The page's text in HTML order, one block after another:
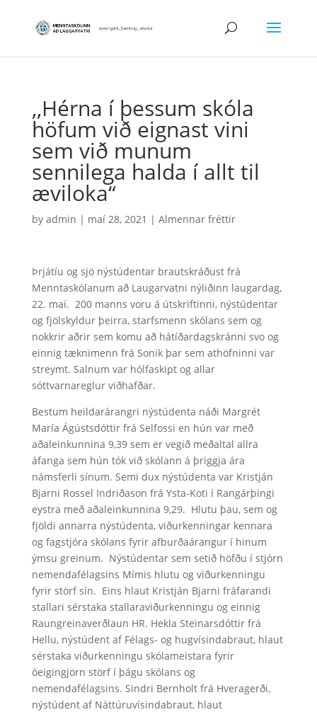
,,Hérna í þessum skóla
höfum við eignast vini
sem við munum
sennilega halda í allt til
æviloka“
by admin | maí 28, 2021 | Almennar fréttir
Þrjátíu og sjö nýstúdentar brautskráðust frá
Menntaskólanum að Laugarvatni nýliðinn laugardag,
22. maí. 200 manns voru á útskriftinni, nýstúdentar
og fjölskyldur þeirra, starfsmenn skólans sem og
nokkrir aðrir sem komu að hátíðardagskránni svo og
einnig tæknimenn frá Sonik þar sem athöfninni var
streymt. Salnum var hólfaskipt og allar
sóttvarnareglur viðhafðar.
Bestum heildarárangri nýstúdenta náði Margrét
María Ágústsdóttir frá Selfossi en hún var með
aðaleinkunnina 9,39 sem er vegið meðaltal allra
áfanga sem hún tók við skólann á þriggja ára
námsferli sínum. Semi dux nýstúdenta var Kristján
Bjarni Rossel Indriðason frá Ysta-Koti í Rangárþingi
eystra með aðaleinkunnina 9,29. Hlutu þau, sem og
fjöldi annarra nýstúdenta, viðurkenningar kennara
og fagstjóra skólans fyrir afburðaárangur í hinum
ýmsu greinum. Nýstúdentar sem setið höfðu í stjórn
nemendafélagsins Mímis hlutu og viðurkenningu
fyrir störf sín. Eins hlaut Kristján Bjarni fráfarandi
stallari sérstaka stallaraviðurkenningu og einnig
Raungreinaverðlaun HR. Hekla Steinarsdóttir frá
Hellu, nýstúdent af Félags- og hugvísindabraut, hlaut
sérstaka viðurkenningu skólameistara fyrir
óeigingjörn störf í þágu skólans og
nemendafélagsins. Sindri Bernholt frá Hveragerði,
nýstúdent af Náttúruvísindabraut, hlaut